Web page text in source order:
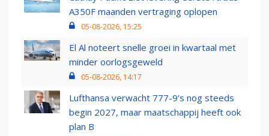
A350F maanden vertraging oplopen
05-08-2026, 15:25
El Al noteert snelle groei in kwartaal met
minder oorlogsgeweld
05-08-2026, 14:17
Lufthansa verwacht 777-9’s nog steeds
begin 2027, maar maatschappij heeft ook
plan B